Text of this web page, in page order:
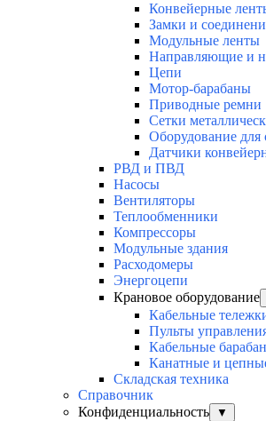
Конвейерные
Замки и
Модульные ленты
Направляющие и
Цепи
Мотор-барабаны
Приводные ремни
Сетки
Оборудование для
Датчики
РВД и ПВД
Насосы
Вентиляторы
Теплообменники
Компрессоры
Модульные здания
Расходомеры
Энергоцепи
Крановое оборудование
Кабельные
Пульты
Кабельные
Канатные и
Складская техника
Справочник
Конфиденциальность
▼